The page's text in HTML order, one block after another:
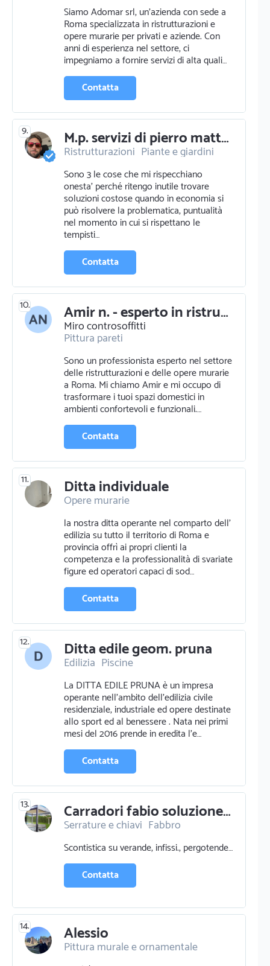
Siamo Adomar srl, un'azienda con sede a
Roma specializzata in ristrutturazioni e
opere murarie per privati e aziende. Con
anni di esperienza nel settore, ci
impegniamo a fornire servizi di alta quali…
Contatta
9. M.p. servizi di pierro matteo
Ristrutturazioni Piante e giardini
Opere murarie Pittura pareti
Pittura murale e ornamentale
Idraulico
Riparazione elettrodomestici e tv
Sono 3 le cose che mi rispecchiano
onesta’ perché ritengo inutile trovare
soluzioni costose quando in economia si
può risolvere la problematica, puntualità
nel momento in cui si rispettano le
tempisti…
Contatta
10. Amir n. - esperto in ristrutturazioni e opere murarie a roma
Miro controsoffitti
Pittura pareti
Sono un professionista esperto nel settore
delle ristrutturazioni e delle opere murarie
a Roma. Mi chiamo Amir e mi occupo di
trasformare i tuoi spazi domestici in
ambienti confortevoli e funzionali.…
Contatta
11. Ditta individuale
Opere murarie
la nostra ditta operante nel comparto dell'
edilizia su tutto il territorio di Roma e
provincia offrì ai propri clienti la
competenza e la professionalità di svariate
figure ed operatori capaci di sod…
Contatta
12. Ditta edile geom. pruna
Edilizia Piscine
La DITTA EDILE PRUNA è un impresa
operante nell’ambito dell’edilizia civile
residenziale, industriale ed opere destinate
allo sport ed al benessere . Nata nei primi
mesi del 2016 prende in eredita l’e…
Contatta
13. Carradori fabio soluzioneperlacasa
Serrature e chiavi Fabbro
Scontistica su verande, infissi., pergotende…
Contatta
14. Alessio
Pittura murale e ornamentale